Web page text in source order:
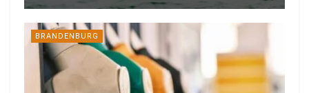
BRANDENBURG